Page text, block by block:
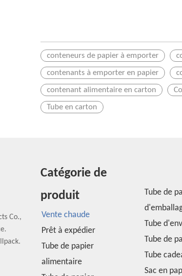
conteneurs de papier à emporter
contenants à emporter en papier
contenant alimentaire en carton
Tube en carton
Co.,
Catégorie de
produit
Vente chaude
Prêt à expédier
Tube de papier
alimentaire
Tube de
Tube
Tube de
Tube
Sac en